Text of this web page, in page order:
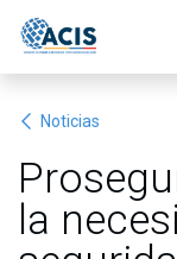
Noticias
la